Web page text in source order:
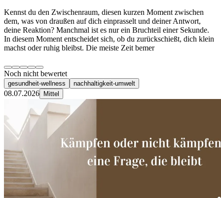
Kennst du den Zwischenraum, diesen kurzen Moment zwischen
dem, was von draußen auf dich einprasselt und deiner Antwort,
deine Reaktion? Manchmal ist es nur ein Bruchteil einer Sekunde.
In diesem Moment entscheidet sich, ob du zurückschießt, dich klein
machst oder ruhig bleibst. Die meiste Zeit bemer
Noch nicht bewertet
gesundheit-wellness nachhaltigkeit-umwelt
08.07.2026 Mittel